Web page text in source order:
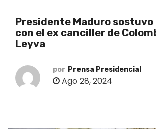
Presidente Maduro
con el ex canciller de
Leyva
por Prensa Presidencial
Ago 28, 2024